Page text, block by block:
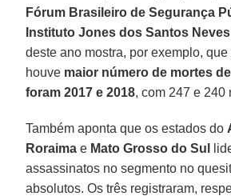
Fórum Brasileiro de Segurança
Instituto Jones dos Santos Neves
deste ano mostra, por exemplo,
houve maior número de mortes
foram 2017 e 2018, com 247 e 240
Também aponta que os estados do
Roraima e Mato Grosso do Sul
assassinatos no segmento no
absolutos. Os três registraram,